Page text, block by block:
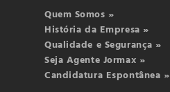
Quem Somos »
História da Empresa »
Qualidade e Segurança »
Seja Agente Jormax »
Candidatura Espontânea »